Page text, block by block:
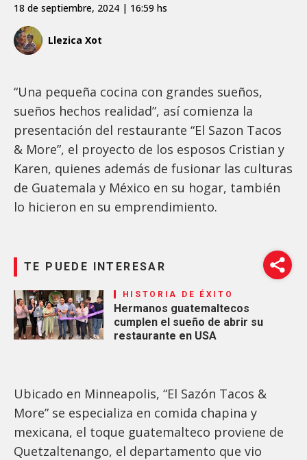
Llezica Xot
18 de septiembre, 2024 | 16:59 hs
“Una pequeña cocina con grandes sueños,
sueños hechos realidad”, así comienza la
presentación del restaurante “El Sazon Tacos
& More”, el proyecto de los esposos Cristian y
Karen, quienes además de fusionar las culturas
de Guatemala y México en su hogar, también
lo hicieron en su emprendimiento.
TE PUEDE INTERESAR
HISTORIA DE ÉXITO
Hermanos guatemaltecos
cumplen el sueño de abrir su
restaurante en USA
Ubicado en Minneapolis, “El Sazón Tacos &
More” se especializa en comida chapina y
mexicana, el toque guatemalteco proviene de
Quetzaltenango, el departamento que vio